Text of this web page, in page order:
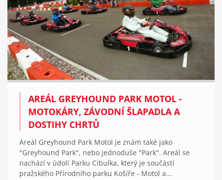
AREÁL GREYHOUND PARK MOTOL -
MOTOKÁRY, ZÁVODNÍ ŠLAPADLA A
DOSTIHY CHRTŮ
Areál Greyhound Park Motol je znám také jako
"Greyhound Park", nebo jednoduše "Park". Areál se
nachází v údolí Parku Cibulka, který je součástí
pražského Přírodního parku Košíře - Motol a...